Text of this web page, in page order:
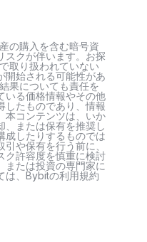
の購入を含む暗号資
スクが伴います。お探
取り扱われていない
開始される可能性があ
果についても責任を
いる価格情報やその他
したものであり、情報
本コンテンツは、いか
、または保有を推奨し
成したりするものでは
や保有を行う前に、
ク許容度を慎重に検討
または投資の専門家に
は、Bybitの利用規約